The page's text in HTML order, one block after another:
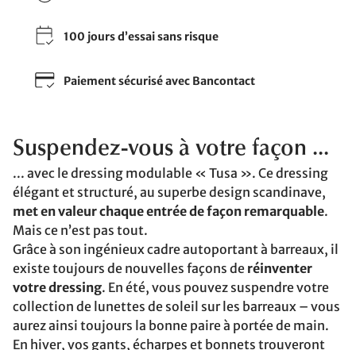
100 jours d’essai sans risque
Paiement sécurisé avec Bancontact
Suspendez-vous à votre façon ...
... avec le dressing modulable « Tusa ». Ce dressing
élégant et structuré, au superbe design scandinave,
met en valeur chaque entrée de façon remarquable.
Mais ce n’est pas tout.
Grâce à son ingénieux cadre autoportant à barreaux, il
existe toujours de nouvelles façons de réinventer
votre dressing. En été, vous pouvez suspendre votre
collection de lunettes de soleil sur les barreaux – vous
aurez ainsi toujours la bonne paire à portée de main.
En hiver, vos gants, écharpes et bonnets trouveront